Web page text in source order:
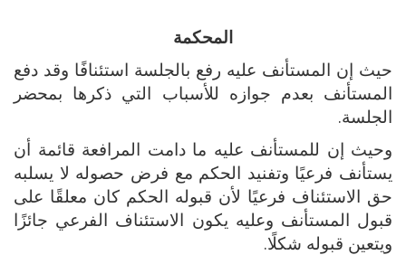
المحكمة
حيث إن المستأنف عليه رفع بالجلسة استئنافًا وقد دفع
المستأنف بعدم جوازه للأسباب التي ذكرها بمحضر
الجلسة.
وحيث إن للمستأنف عليه ما دامت المرافعة قائمة أن
يستأنف فرعيًا وتفنيد الحكم مع فرض حصوله لا يسلبه
حق الاستئناف فرعيًا لأن قبوله الحكم كان معلقًا على
قبول المستأنف وعليه يكون الاستئناف الفرعي جائزًا
ويتعين قبوله شكلًا.